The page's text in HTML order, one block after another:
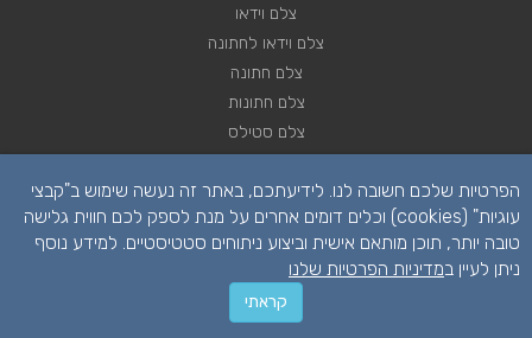
צלם וידאו
צלם וידאו לחתונה
צלם חתונה
צלם חתונות
צלם סטילס
רחפן לחתונה
הפרטיות שלכם חשובה לנו. לידיעתכם, באתר זה נעשה שימוש ב"קבצי
עוגיות" (cookies) וכלים דומים אחרים על מנת לספק לכם חווית גלישה
טובה יותר, תוכן מותאם אישית וביצוע ניתוחים סטטיסטיים. למידע נוסף
ניתן לעיין במדיניות הפרטיות שלנו
קראתי